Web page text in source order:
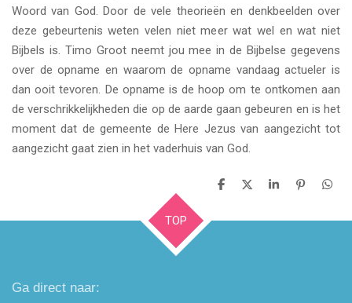
Woord van God. Door de vele theorieën en denkbeelden over
deze gebeurtenis weten velen niet meer wat wel en wat niet
Bijbels is. Timo Groot neemt jou mee in de Bijbelse gegevens
over de opname en waarom de opname vandaag actueler is
dan ooit tevoren. De opname is de hoop om te ontkomen aan
de verschrikkelijkheden die op de aarde gaan gebeuren en is het
moment dat de gemeente de Here Jezus van aangezicht tot
aangezicht gaat zien in het vaderhuis van God.
D
e
D
l
S
r
P
n
D
e
TOP
Ga direct naar: